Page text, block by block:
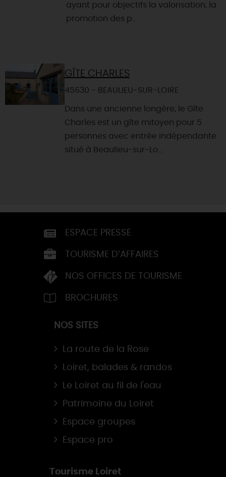
ayant pour objectifs la valorisation, la
promotion des p...
GÎTE CHARLES
45630 - BEAULIEU-SUR-LOIRE
Dans une ancienne longère, le Gîte
Charles est un gîte mitoyen pour 5
personnes avec entrée indépendante
situé à Beaulieu-sur-Lo...
ESPACE PRESSE
TOURISME D’AFFAIRES
NOS OFFICES DE TOURISME
BROCHURES
NOS SITES
La route de la Rose
Loiret, balades & randos
Le Loiret au fil de l'eau
Patrimoine du Loiret
Espace groupes
Espace pro
Tourisme Loiret